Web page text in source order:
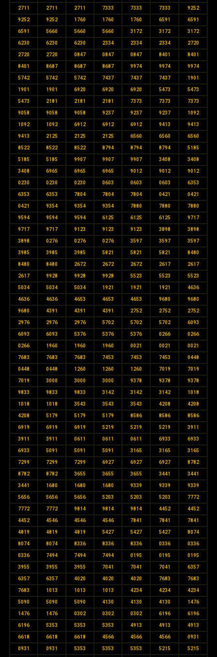
2711 2711 2711 7333 7333 7333 9252
9252 9252 1760 1760 1760 6591 6591
6591 5660 5660 5660 3172 3172 3172
6230 6230 6230 2334 2334 2334 2720
2720 2720 0847 0847 0847 8401 8401
8401 8687 8687 8687 9974 9974 9974
5742 5742 5742 7437 7437 7437 1901
1901 1901 6920 6920 6920 5473 5473
5473 2181 2181 2181 7373 7373 7373
9058 9058 9058 9237 9237 9237 1092
1092 1092 6912 6912 6912 9413 9413
9413 2125 2125 2125 6560 6560 6560
8522 8522 8522 8794 8794 8794 5185
5185 5185 9907 9907 9907 3408 3408
3408 6965 6965 6965 9012 9012 9012
0230 0230 0230 0603 0603 0603 6353
6353 6353 7804 7804 7804 0421 0421
0421 9354 9354 9354 7880 7880 7880
9594 9594 9594 6125 6125 6125 9717
9717 9717 9123 9123 9123 3898 3898
3898 0276 0276 0276 3597 3597 3597
3985 3985 3985 5821 5821 5821 8480
8480 8480 2672 2672 2672 2617 2617
2617 9928 9928 9928 5523 5523 5523
5034 5034 5034 1921 1921 1921 4636
4636 4636 4653 4653 4653 9680 9680
9680 4391 4391 4391 2752 2752 2752
2976 2976 2976 5702 5702 5702 6093
6093 6093 5376 5376 5376 0266 0266
0266 1960 1960 1960 0021 0021 0021
7683 7683 7683 7453 7453 7453 0448
0448 0448 1260 1260 1260 7019 7019
7019 3000 3000 3000 9378 9378 9378
9833 9833 9833 3142 3142 3142 1018
1018 1018 3543 3543 3543 4208 4208
4208 5179 5179 5179 8586 8586 8586
6919 6919 6919 5219 5219 5219 3911
3911 3911 0611 0611 0611 6933 6933
6933 5091 5091 5091 3165 3165 3165
7299 7299 7299 6927 6927 6927 8782
8782 8782 3655 3655 3655 3441 3441
3441 1680 1680 1680 9339 9339 9339
5656 5656 5656 5203 5203 5203 7772
7772 7772 9814 9814 9814 4452 4452
4452 4546 4546 4546 7841 7841 7841
4819 4819 4819 5427 5427 5427 8074
8074 8074 8336 8336 8336 0336 0336
0336 7494 7494 7494 0195 0195 0195
3955 3955 3955 7041 7041 7041 6357
6357 6357 4020 4020 4020 7683 7683
7683 1013 1013 1013 4234 4234 4234
5090 5090 5090 4130 4130 4130 1476
1476 1476 0302 0302 0302 6196 6196
6196 5353 5353 5353 4913 4913 4913
6618 6618 6618 4566 4566 4566 0931
0931 0931 5353 5353 5353 5215 5215